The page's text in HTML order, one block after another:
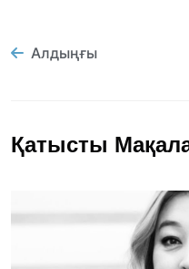
Алдыңғы
Қатысты